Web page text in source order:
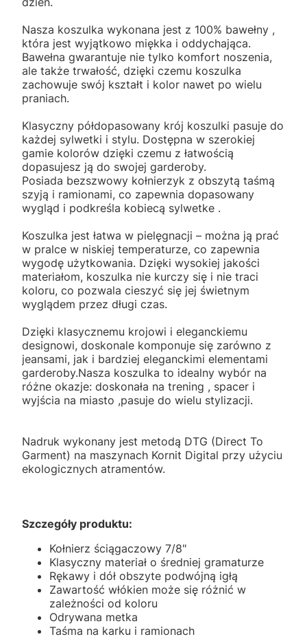
Nasza koszulka wykonana jest z 100% bawełny ,
która jest wyjątkowo miękka i oddychająca.
Bawełna gwarantuje nie tylko komfort noszenia,
ale także trwałość, dzięki czemu koszulka
zachowuje swój kształt i kolor nawet po wielu
praniach.
Klasyczny półdopasowany krój koszulki pasuje do
każdej sylwetki i stylu. Dostępna w szerokiej
gamie kolorów dzięki czemu z łatwością
dopasujesz ją do swojej garderoby.
Posiada bezszwowy kołnierzyk z obszytą taśmą
szyją i ramionami, co zapewnia dopasowany
wygląd i podkreśla kobiecą sylwetke .
Koszulka jest łatwa w pielęgnacji – można ją prać
w pralce w niskiej temperaturze, co zapewnia
wygodę użytkowania. Dzięki wysokiej jakości
materiałom, koszulka nie kurczy się i nie traci
koloru, co pozwala cieszyć się jej świetnym
wyglądem przez długi czas.
Dzięki klasycznemu krojowi i eleganckiemu
designowi, doskonale komponuje się zarówno z
jeansami, jak i bardziej eleganckimi elementami
garderoby.Nasza koszulka to idealny wybór na
różne okazje: doskonała na trening , spacer i
wyjścia na miasto ,pasuje do wielu stylizacji.
Nadruk wykonany jest metodą DTG (Direct To
Garment) na maszynach Kornit Digital przy użyciu
ekologicznych atramentów.
Szczegóły produktu:
Kołnierz ściągaczowy 7/8"
Klasyczny materiał o średniej gramaturze
Rękawy i dół obszyte podwójną igłą
Zawartość włókien może się różnić w
zależności od koloru
Odrywana metka
Taśma na karku i ramionach